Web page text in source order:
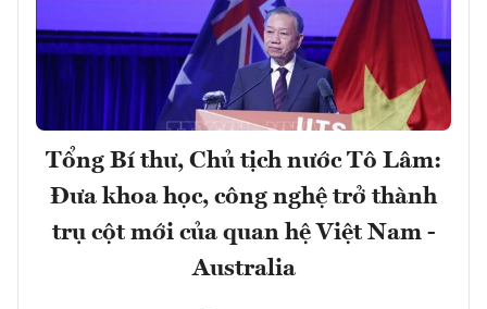
Tổng Bí thư, Chủ tịch nước Tô Lâm:
Đưa khoa học, công nghệ trở thành
trụ cột mới của quan hệ Việt Nam -
Australia